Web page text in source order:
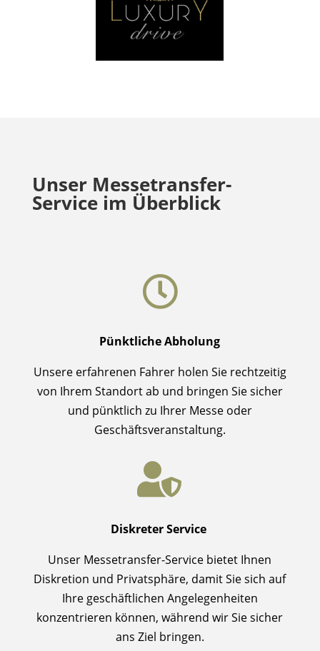
Unser Messetransfer-
Service im Überblick

Pünktliche Abholung
Unsere erfahrenen Fahrer holen Sie rechtzeitig
von Ihrem Standort ab und bringen Sie sicher
und pünktlich zu Ihrer Messe oder
Geschäftsveranstaltung.

Diskreter Service
Unser Messetransfer-Service bietet Ihnen
Diskretion und Privatsphäre, damit Sie sich auf
Ihre geschäftlichen Angelegenheiten
konzentrieren können, während wir Sie sicher
ans Ziel bringen.